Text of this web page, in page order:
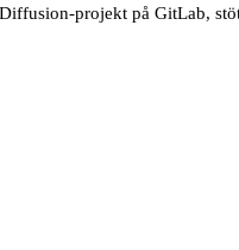
projekt på GitLab,